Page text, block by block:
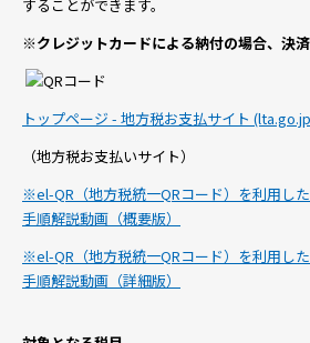
することができます。
※クレジットカードによる納付の場合、決済
トップページ - 地方税お支払サイト
（地方税お支払いサイト）
※el-QR（地方税統一QRコード）を利用し
手順解説動画（概要版）
※el-QR（地方税統一QRコード）を利用し
手順解説動画（詳細版）